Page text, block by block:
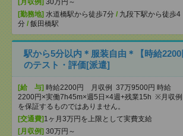
[勤務地] 水道橋駅から徒歩7分 / 九段下駅から徒歩4
分 / 飯田橋駅
駅から5分以内＊服装自由＊【時給
のテスト・評価[派遣]
[給 与] 時給2200円 月収例 37万9500円 時給
2200円×実働7h45m×週5日×4週+残業15h ※月収例
を保証するものではありません。
[交通費]1ヶ月3万円を上限として実費支給
[月収例] 30万円～